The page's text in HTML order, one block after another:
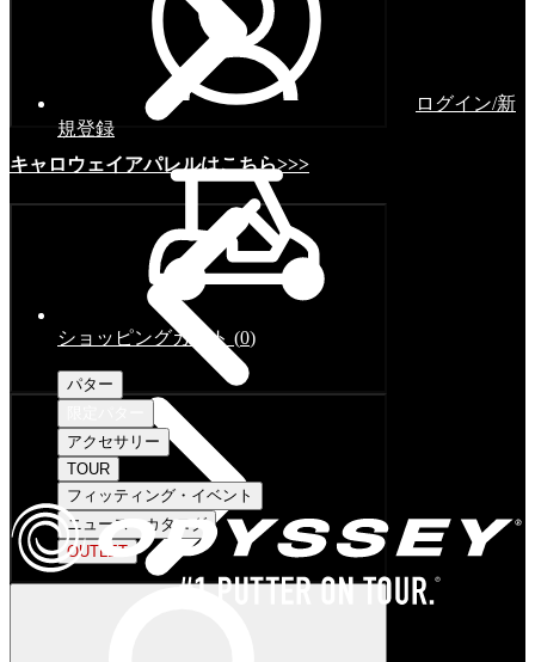
キャロウェイアパレルはこちら>>>
ログイン/新
規登録
ショッピングカート (0)
パター
アクセサリー
TOUR
フィッティング・イベント
ニュース・カタログ
OUTLET